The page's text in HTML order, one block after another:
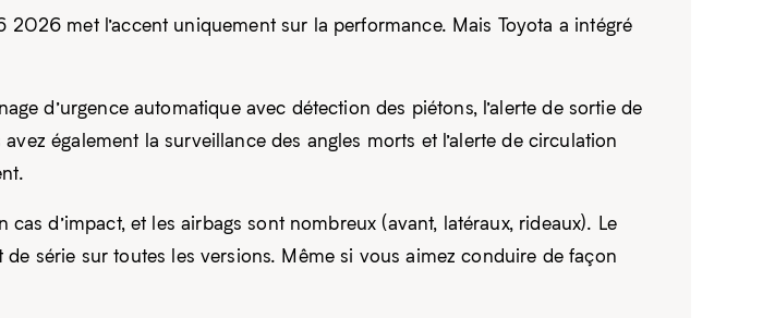
met l’accent uniquement sur la performance. Mais Toyota a intégré
d’urgence automatique avec détection des piétons, l’alerte de sortie de
également la surveillance des angles morts et l’alerte de circulation
d’impact, et les airbags sont nombreux (avant, latéraux, rideaux). Le
série sur toutes les versions. Même si vous aimez conduire de façon